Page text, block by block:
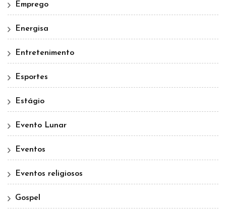
Emprego
Energisa
Entretenimento
Esportes
Estágio
Evento Lunar
Eventos
Eventos religiosos
Gospel